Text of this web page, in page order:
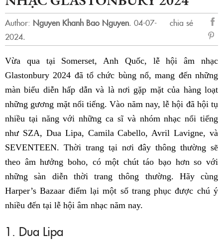
Author: Nguyen Khanh Bao Nguyen. 04-07-
2024.
chia sẻ
sẻ
Vừa qua tại Somerset, Anh Quốc, lễ hội âm nhạc
Glastonbury 2024 đã tổ chức bùng nổ, mang đến những
màn biểu diễn hấp dẫn và là nơi gặp mặt của hàng loạt
những gương mặt nổi tiếng. Vào năm nay, lễ hội đã hội tụ
nhiều tại năng với những ca sĩ và nhóm nhạc nổi tiếng
như SZA, Dua Lipa, Camila Cabello, Avril Lavigne, và
SEVENTEEN. Thời trang tại nơi đây thông thường sẽ
theo âm hưởng boho, có một chút táo bạo hơn so với
những sàn diễn thời trang thông thường. Hãy cùng
Harper’s Bazaar điểm lại một số trang phục được chú ý
nhiều đến tại lễ hội âm nhạc năm nay.
1. Dua Lipa